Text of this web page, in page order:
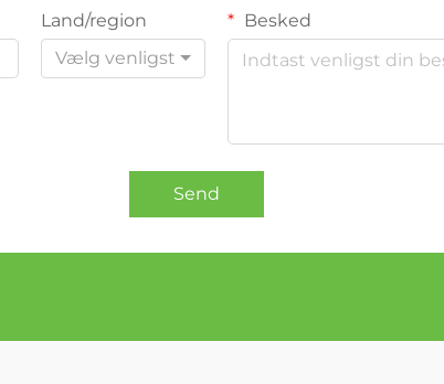
Land/region
Vælg venligst
Besked
Send